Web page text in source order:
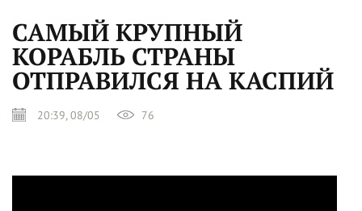
САМЫЙ КРУПНЫЙ
КОРАБЛЬ СТРАНЫ
ОТПРАВИЛСЯ НА КАСПИЙ
20:39, 08/05 76